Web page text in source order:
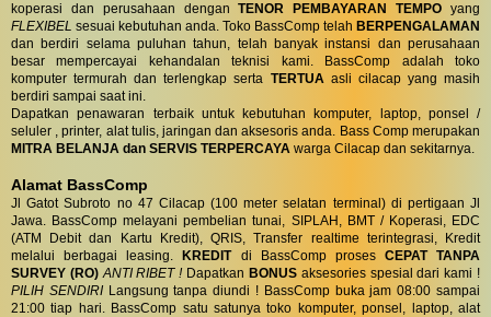
koperasi dan perusahaan denganTENOR PEMBAYARAN TEMPO yang
FLEXIBEL sesuai kebutuhan anda. Toko BassComp telah BERPENGALAMAN
dan berdiri selama puluhan tahun, telah banyak instansi dan perusahaan
besar mempercayai kehandalan teknisi kami. BassComp adalah toko
komputer termurah dan terlengkap serta TERTUAasli cilacap yang masih
berdiri sampai saat ini.
Dapatkan penawaran terbaik untuk kebutuhan komputer, laptop, ponsel /
seluler , printer, alat tulis, jaringan dan aksesoris anda. Bass Comp merupakan
MITRA BELANJA dan SERVIS TERPERCAYA warga Cilacap dan sekitarnya.
Alamat BassComp
Jl Gatot Subroto no 47 Cilacap (100 meter selatan terminal) di pertigaan Jl
Jawa. BassComp melayani pembelian tunai, SIPLAH, BMT / Koperasi, EDC
(ATM Debit dan Kartu Kredit), QRIS, Transfer realtime terintegrasi, Kredit
melalui berbagai leasing.
KREDITdi BassComp proses CEPAT TANPA
SURVEY (RO) ANTI RIBET !Dapatkan BONUSaksesories spesial dari kami !
PILIH SENDIRILangsung tanpa diundi ! BassComp buka jam 08:00 sampai
21:00 tiap hari. BassComp satu satunya toko komputer, ponsel, laptop, alat